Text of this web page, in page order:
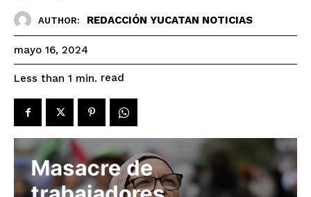
AUTHOR: REDACCIÓN YUCATAN NOTICIAS
mayo 16, 2024
Less than 1 min. read